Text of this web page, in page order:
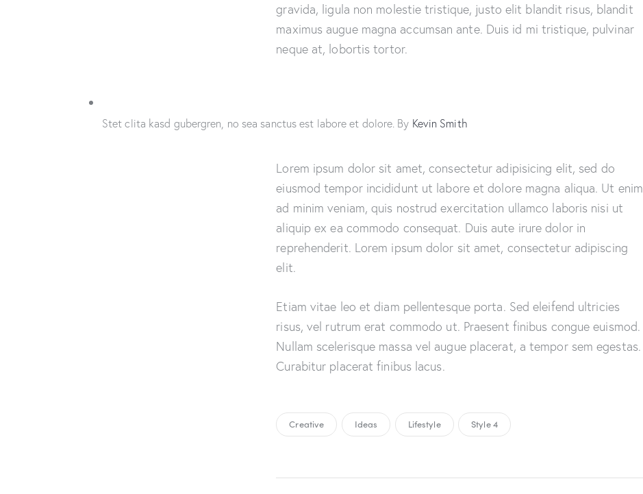
gravida, ligula non molestie tristique, justo elit blandit risus, blandit
maximus augue magna accumsan ante. Duis id mi tristique, pulvinar
neque at, lobortis tortor.
Stet clita kasd gubergren, no sea sanctus est labore et dolore. By Kevin Smith
Lorem ipsum dolor sit amet, consectetur adipisicing elit, sed do
eiusmod tempor incididunt ut labore et dolore magna aliqua. Ut enim
ad minim veniam, quis nostrud exercitation ullamco laboris nisi ut
aliquip ex ea commodo consequat. Duis aute irure dolor in
reprehenderit. Lorem ipsum dolor sit amet, consectetur adipiscing
elit.
Etiam vitae leo et diam pellentesque porta. Sed eleifend ultricies
risus, vel rutrum erat commodo ut. Praesent finibus congue euismod.
Nullam scelerisque massa vel augue placerat, a tempor sem egestas.
Curabitur placerat finibus lacus.
Creative Ideas Lifestyle Style 4